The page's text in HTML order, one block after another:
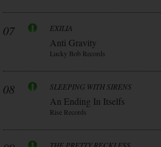
07 EXILIA
Anti Gravity
Lucky Bob Records
08 SLEEPING WITH SIRENS
An Ending In Itselfs
Rise Records